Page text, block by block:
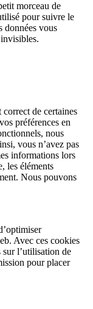
morceau de
pour suivre le
données vous
de certaines
préférences en
nous
vous n’avez pas
informations lors
les éléments
Nous pouvons
Avec ces cookies
sur l’utilisation de
pour placer